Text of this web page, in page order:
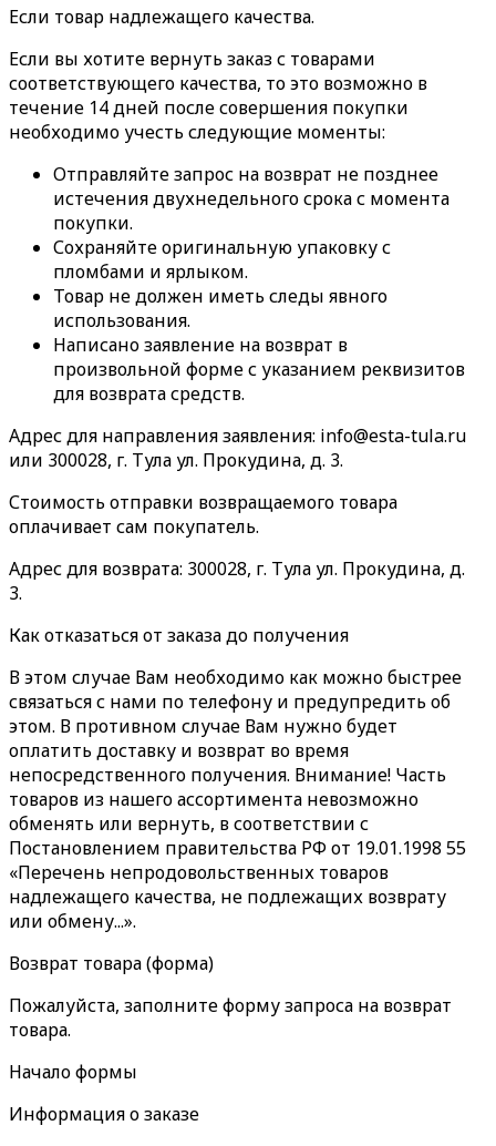
Если товар надлежащего качества.
Если вы хотите вернуть заказ с товарами
соответствующего качества, то это возможно в
течение 14 дней после совершения покупки
необходимо учесть следующие моменты:
Отправляйте запрос на возврат не позднее
истечения двухнедельного срока с момента
покупки.
Сохраняйте оригинальную упаковку с
пломбами и ярлыком.
Товар не должен иметь следы явного
использования.
Написано заявление на возврат в
произвольной форме с указанием реквизитов
для возврата средств.
Адрес для направления заявления: info@esta-tula.ru
или 300028, г. Тула ул. Прокудина, д. 3.
Стоимость отправки возвращаемого товара
оплачивает сам покупатель.
Адрес для возврата: 300028, г. Тула ул. Прокудина, д.
3.
Как отказаться от заказа до получения
В этом случае Вам необходимо как можно быстрее
связаться с нами по телефону и предупредить об
этом. В противном случае Вам нужно будет
оплатить доставку и возврат во время
непосредственного получения. Внимание! Часть
товаров из нашего ассортимента невозможно
обменять или вернуть, в соответствии с
Постановлением правительства РФ от 19.01.1998 55
«Перечень непродовольственных товаров
надлежащего качества, не подлежащих возврату
или обмену...».
Возврат товара (форма)
Пожалуйста, заполните форму запроса на возврат
товара.
Начало формы
Информация о заказе